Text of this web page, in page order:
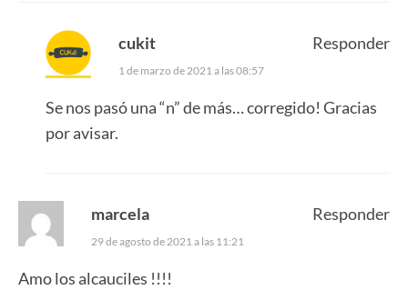
cukit
1 de marzo de 2021 a las 08:57
Se nos pasó una “n” de más… corregido! Gracias
por avisar.
Responder
marcela
29 de agosto de 2021 a las 11:21
Amo los alcauciles !!!!
Responder